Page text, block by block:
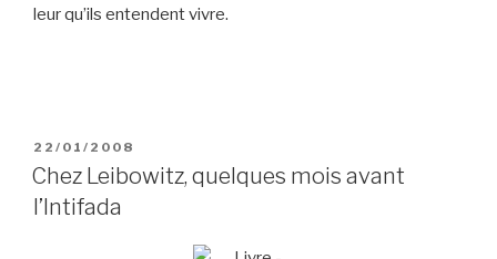
leur qu’ils entendent vivre.
POSTED
ON
22/01/2008
Chez Leibowitz, quelques mois avant
l’Intifada